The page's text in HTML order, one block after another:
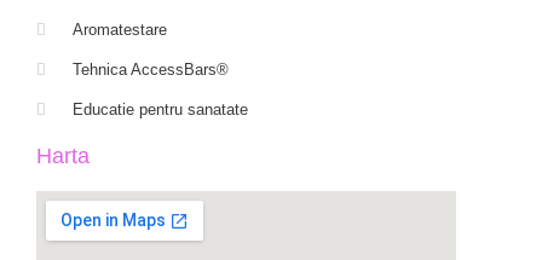
Aromatestare
Tehnica AccessBars®
Educatie pentru sanatate
Harta